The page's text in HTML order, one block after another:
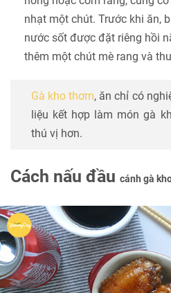
nhạt một chút. Trước khi ăn,
nước sốt được đặt riêng hồi
thêm một chút mè rang và
Gà kho thơm, ăn chỉ có
liệu kết hợp làm món gà
thú vị hơn.
Cách nấu đầu cánh gà